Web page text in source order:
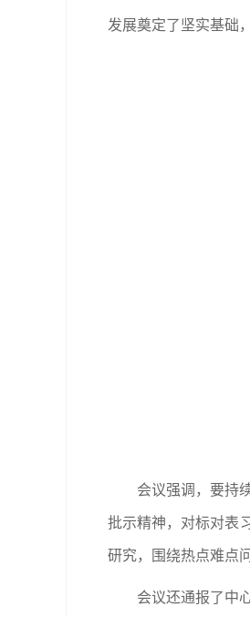
发展奠定了坚实基础
会议强调，要持
批示精神，对标对表
研究，围绕热点难点
会议还通报了中